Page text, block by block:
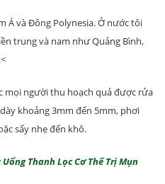
Á và Đông Polynesia. Ở nước tôi
trung và nam như Quảng Bình,
mọi người thu hoạch quả được rửa
khoảng 3mm đến 5mm, phơi
sấy nhẹ đến khô.
Thanh Lọc Cơ Thể Trị Mụn